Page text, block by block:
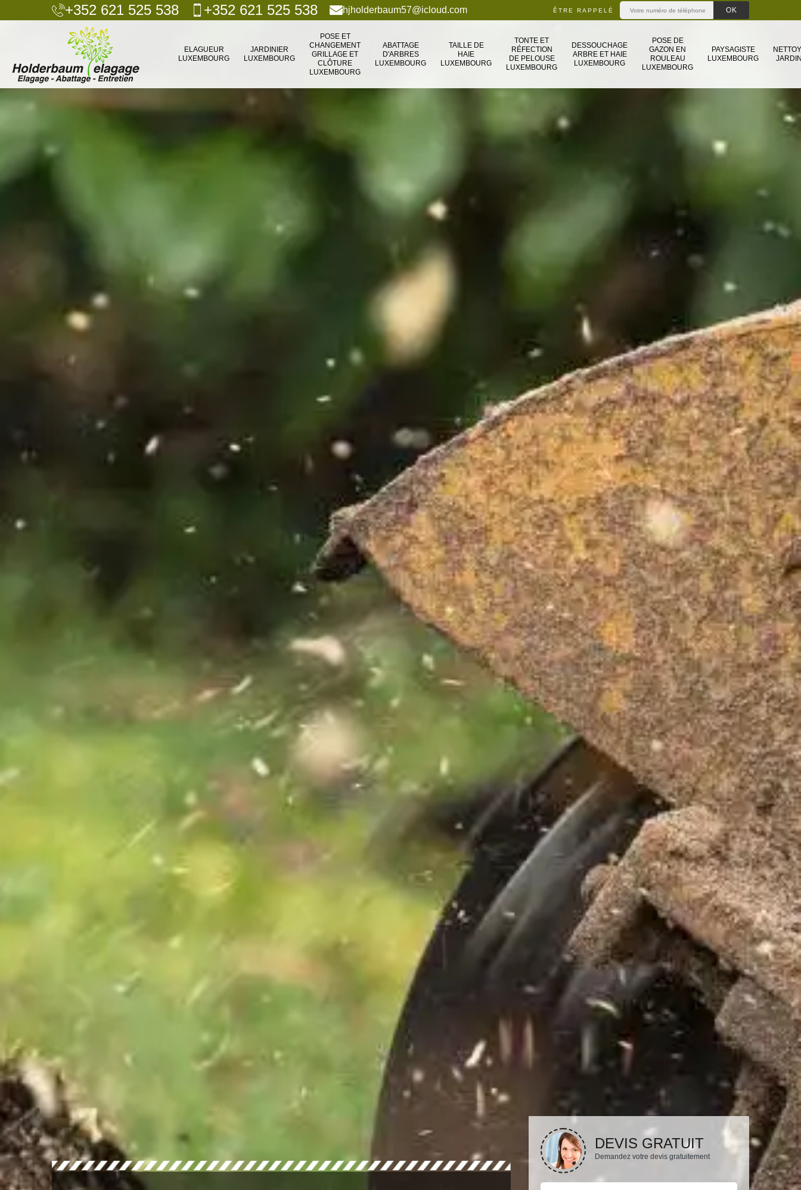
+352 621 525 538 +352 621 525 538 hjholderbaum57@icloud.com ÊTRE RAPPELÉ
ELAGUEUR
LUXEMBOURG
JARDINIER
LUXEMBOURG
POSE ET
CHANGEMENT
GRILLAGE ET
CLÔTURE
LUXEMBOURG
ABATTAGE
D'ARBRES
LUXEMBOURG
TAILLE DE
HAIE
LUXEMBOURG
TONTE ET
RÉFECTION
DE PELOUSE
LUXEMBOURG
DESSOUCHAGE
ARBRE ET HAIE
LUXEMBOURG
POSE DE
GAZON EN
ROULEAU
LUXEMBOURG
PAYSAGISTE
LUXEMBOURG
DEVIS GRATUIT
Demandez votre devis gratuitement